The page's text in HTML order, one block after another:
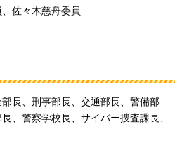
佐々木慈舟委員
長、刑事部長、交通部長、警備部
、警察学校長、サイバー捜査課長、